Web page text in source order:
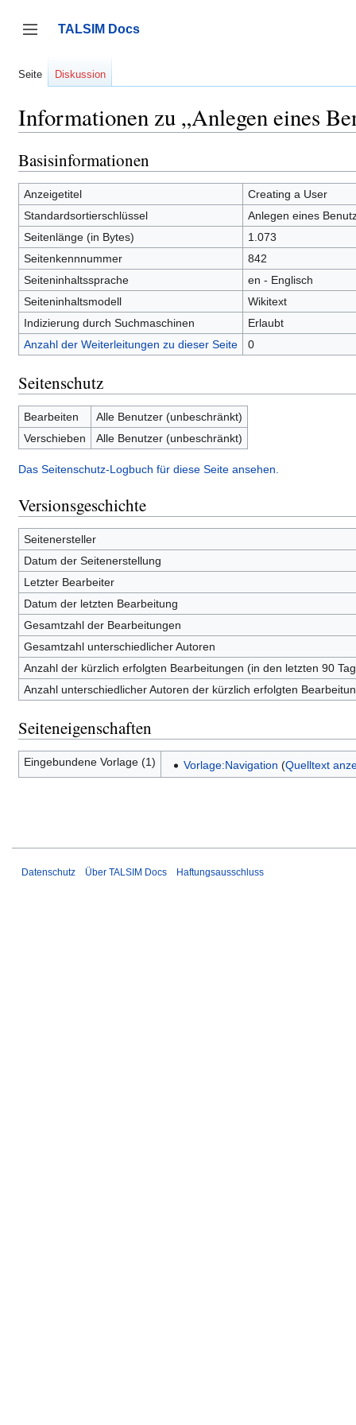
springen
Seitenleiste umschalten
TALSIM Docs
Seite Diskussion
Informationen zu „Anlegen eines
Basisinformationen
Anzeigetitel
Creating a User
Standardsortierschlüssel
Anlegen eines
Seitenlänge (in Bytes)
1.073
Seitenkennnummer
842
Seiteninhaltssprache
en - Englisch
Seiteninhaltsmodell
Wikitext
Indizierung durch Suchmaschinen
Erlaubt
Anzahl der Weiterleitungen zu dieser Seite
0
Seitenschutz
Bearbeiten
Alle Benutzer (unbeschränkt)
Verschieben
Alle Benutzer (unbeschränkt)
Das Seitenschutz-Logbuch für diese Seite ansehen.
Versionsgeschichte
Seitenersteller
Datum der Seitenerstellung
Letzter Bearbeiter
Datum der letzten Bearbeitung
Gesamtzahl der Bearbeitungen
Gesamtzahl unterschiedlicher Autoren
Anzahl der kürzlich erfolgten Bearbeitungen (in den letzten 90
Anzahl unterschiedlicher Autoren der kürzlich erfolgten
Seiteneigenschaften
Eingebundene Vorlage (1) Vorlage:Navigation (Quelltext
Datenschutz Über TALSIM Docs Haftungsausschluss